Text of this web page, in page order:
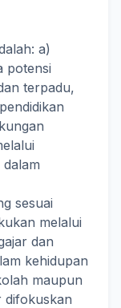
a)
potensi
terpadu,
sesuai
melalui
dan
kehidupan
maupun
difokuskan